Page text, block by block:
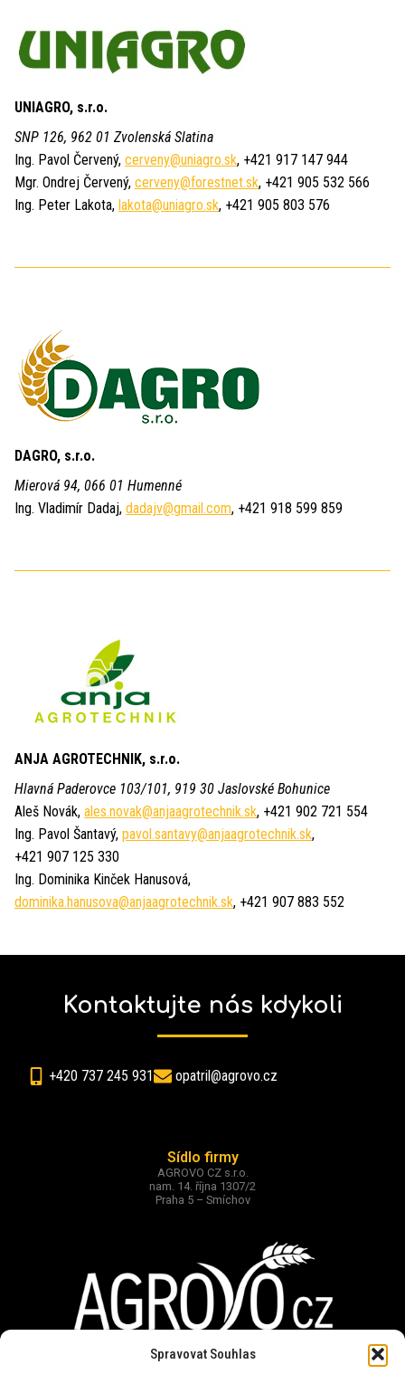
Spravovat Souhlas
UNIAGRO, s.r.o.
SNP 126, 962 01 Zvolenská Slatina
Ing. Pavol Červený, cerveny@uniagro.sk, +421 917 147 944
Mgr. Ondrej Červený, cerveny@forestnet.sk, +421 905 532 566
Ing. Peter Lakota, lakota@uniagro.sk, +421 905 803 576
DAGRO, s.r.o.
Mierová 94, 066 01 Humenné
Ing. Vladimír Dadaj, dadajv@gmail.com, +421 918 599 859
ANJA AGROTECHNIK, s.r.o.
Hlavná Paderovce 103/101, 919 30 Jaslovské Bohunice
Aleš Novák, ales.novak@anjaagrotechnik.sk, +421 902 721 554
Ing. Pavol Šantavý, pavol.santavy@anjaagrotechnik.sk,
+421 907 125 330
Ing. Dominika Kinček Hanusová,
dominika.hanusova@anjaagrotechnik.sk, +421 907 883 552
Kontaktujte nás kdykoli
+420 737 245 931 opatril@agrovo.cz
Sídlo firmy
AGROVO CZ s.r.o.
nam. 14. října 1307/2
Praha 5 – Smíchov